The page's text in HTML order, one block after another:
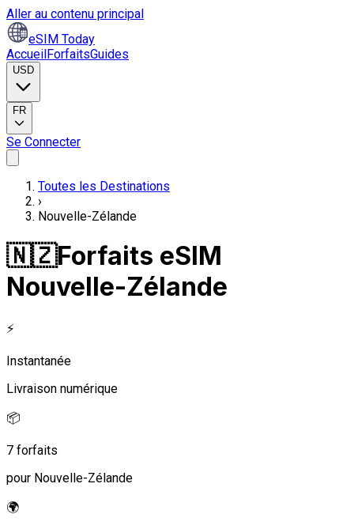
Aller au contenu principal
eSIM Today
AccueilForfaitsGuides
USD
FR
Se Connecter
Toutes les Destinations
›
Nouvelle-Zélande
🇳🇿Forfaits eSIM
Nouvelle-Zélande
⚡
Instantanée
Livraison numérique
📦
7 forfaits
pour Nouvelle-Zélande
🌍